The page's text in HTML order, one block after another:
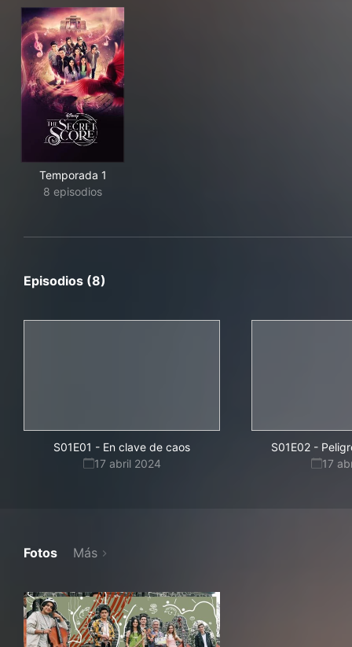
Temporada 1
8 episodios
Episodios (8)
S01E01 - En clave de caos
17 abril 2024
S01E02-
17
Fotos Más